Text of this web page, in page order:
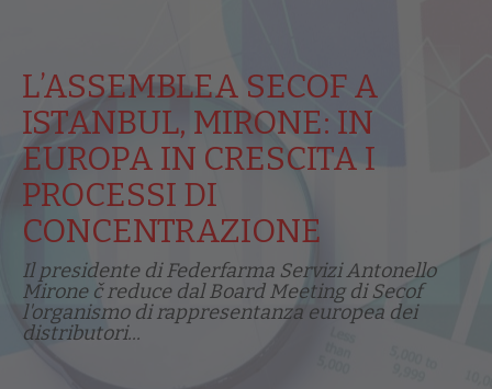
L’ASSEMBLEA SECOF A
ISTANBUL, MIRONE: IN
EUROPA IN CRESCITA I
PROCESSI DI
CONCENTRAZIONE
Il presidente di Federfarma Servizi Antonello
Mirone č reduce dal Board Meeting di Secof
l'organismo di rappresentanza europea dei
distributori...